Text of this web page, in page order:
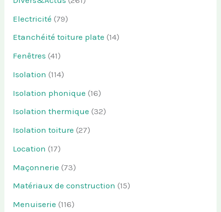
Electricité (79)
Etanchéité toiture plate (14)
Fenêtres (41)
Isolation (114)
Isolation phonique (16)
Isolation thermique (32)
Isolation toiture (27)
Location (17)
Maçonnerie (73)
Matériaux de construction (15)
Menuiserie (116)